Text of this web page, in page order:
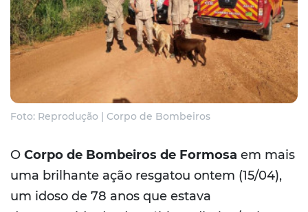
Foto: Reprodução | Corpo de Bombeiros
O Corpo de Bombeiros de Formosa em mais
uma brilhante ação resgatou ontem (15/04),
um idoso de 78 anos que estava